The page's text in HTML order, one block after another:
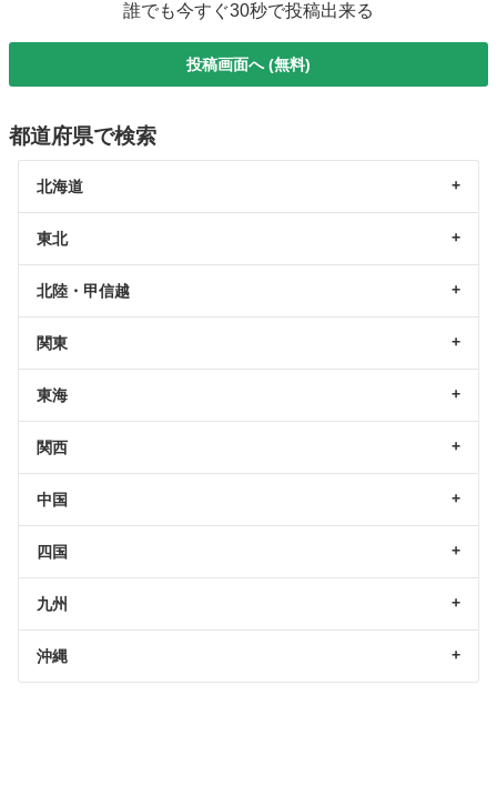
誰でも今すぐ30秒で投稿出来る
投稿画面へ (無料)
都道府県で検索
北海道
東北
北陸・甲信越
関東
東海
関西
中国
四国
九州
沖縄